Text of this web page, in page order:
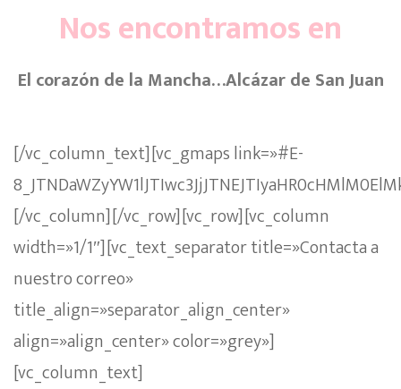
Nos encontramos en
El corazón de la Mancha…Alcázar de San Juan
[/vc_column_text][vc_gmaps link=»#E-
[/vc_column][/vc_row][vc_row][vc_column
width=»1/1″][vc_text_separator title=»Contacta a
nuestro correo»
title_align=»separator_align_center»
align=»align_center» color=»grey»]
[vc_column_text]